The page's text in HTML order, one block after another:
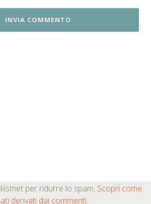
per ridurre lo spam. Scopri come
derivati dai commenti.